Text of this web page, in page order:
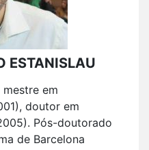
ESTANISLAU
mestre em
doutor em
Pós-doutorado
de Barcelona